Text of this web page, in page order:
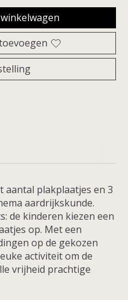
aantal plakplaatjes en 3
aardrijkskunde.
de kinderen kiezen een
op. Met een
op de gekozen
activiteit om de
vrijheid prachtige